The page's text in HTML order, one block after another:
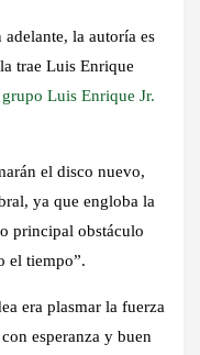
la autoría es
trae Luis Enrique
Luis Enrique Jr.
el disco nuevo,
ya que engloba la
principal obstáculo
el tiempo”.
era plasmar la fuerza
esperanza y buen